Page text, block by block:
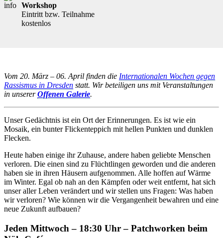
Workshop
Eintritt bzw. Teilnahme
kostenlos
Vom 20. März – 06. April finden die Internationalen Wochen gegen
Rassismus in Dresden statt. Wir beteiligen uns mit Veranstaltungen
in unsererOffenen Galerie.
Unser Gedächtnis ist ein Ort der Erinnerungen. Es ist wie ein
Mosaik, ein bunter Flickenteppich mit hellen Punkten und dunklen
Flecken.
Heute haben einige ihr Zuhause, andere haben geliebte Menschen
verloren. Die einen sind zu Flüchtlingen geworden und die anderen
haben sie in ihren Häusern aufgenommen. Alle hoffen auf Wärme
im Winter. Egal ob nah an den Kämpfen oder weit entfernt, hat sich
unser aller Leben verändert und wir stellen uns Fragen: Was haben
wir verloren? Wie können wir die Vergangenheit bewahren und eine
neue Zukunft aufbauen?
Jeden Mittwoch – 18:30 Uhr – Patchworken beim